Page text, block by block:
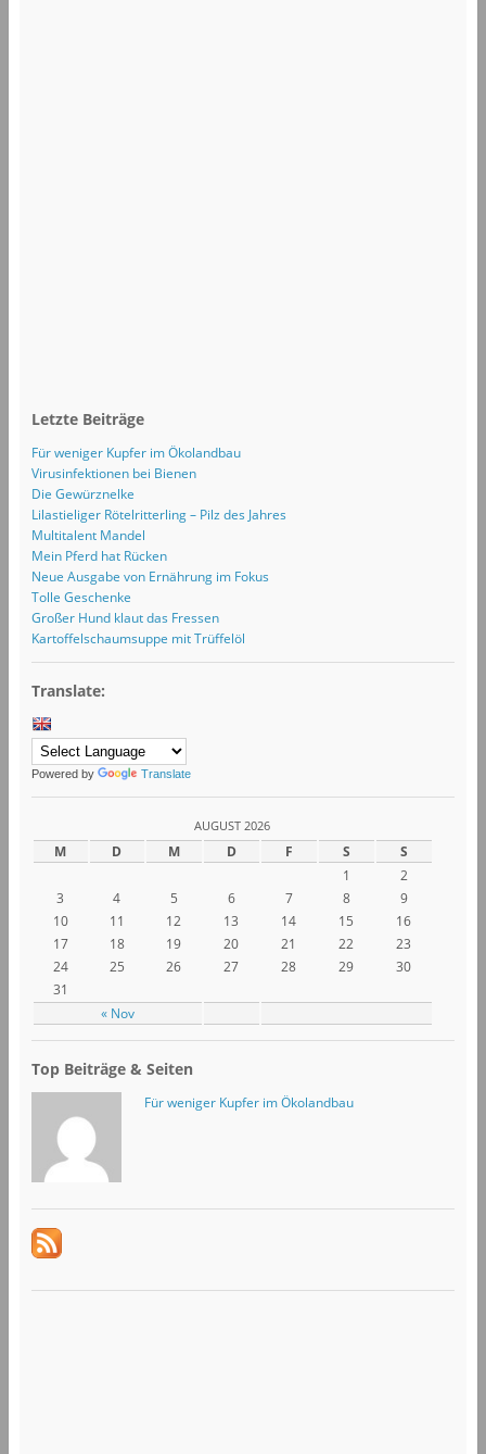
Letzte Beiträge
Für weniger Kupfer im Ökolandbau
Virusinfektionen bei Bienen
Die Gewürznelke
Lilastieliger Rötelritterling – Pilz des Jahres
Multitalent Mandel
Mein Pferd hat Rücken
Neue Ausgabe von Ernährung im Fokus
Tolle Geschenke
Großer Hund klaut das Fressen
Kartoffelschaumsuppe mit Trüffelöl
Translate:
Powered by Translate
AUGUST 2026
M D M D F S S
« Nov
1
2
3
4 5 6 7 8
9
10
11 12 13 14 15
16
17
18 19 20 21 22
23
24
25 26 27 28 29
30
31
Top Beiträge & Seiten
Für weniger Kupfer im Ökolandbau